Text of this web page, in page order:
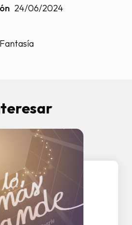
24/06/2024